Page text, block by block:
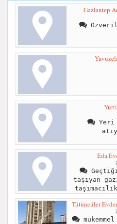
Gaziantep
Yeri
Eda
taşıyan
Tütüncüler